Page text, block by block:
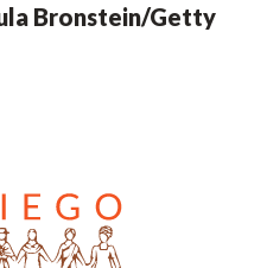
Bronstein/Getty